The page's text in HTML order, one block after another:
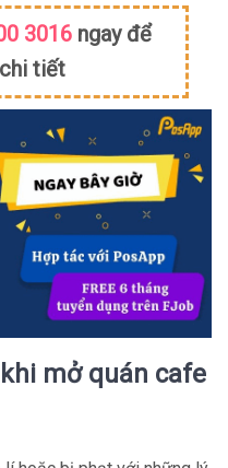
3016 ngay để
tiết
mở quán cafe